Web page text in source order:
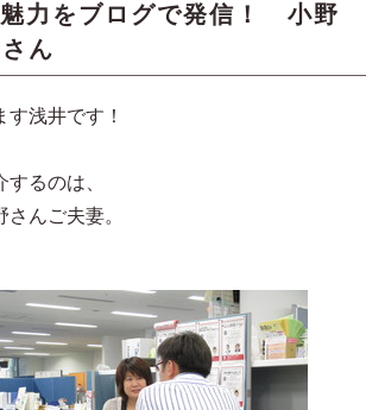
力をブログで発信！ 小野
ん
浅井です！
るのは、
さんご夫妻。